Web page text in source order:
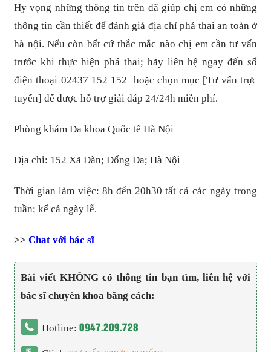
Hy vọng những thông tin trên đã giúp chị em có những
thông tin cần thiết để đánh giá địa chỉ phá thai an toàn ở
hà nội. Nếu còn bất cứ thắc mắc nào chị em cần tư vấn
trước khi thực hiện phá thai; hãy liên hệ ngay đến số
điện thoại 02437 152 152 hoặc chọn mục [Tư vấn trực
tuyến] để được hỗ trợ giải đáp 24/24h miễn phí.
Phòng khám Đa khoa Quốc tế Hà Nội
Địa chỉ: 152 Xã Đàn; Đống Đa; Hà Nội
Thời gian làm việc: 8h đến 20h30 tất cả các ngày trong
tuần; kể cả ngày lễ.
>>Chat với bác sĩ
Bài viết KHÔNG có thông tin bạn tìm, liên hệ với
bác sĩ chuyên khoa bằng cách:
Hotline:0947.209.728